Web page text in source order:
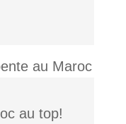
au top!